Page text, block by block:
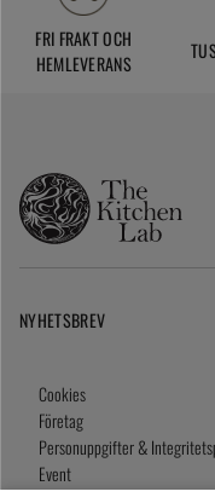
FRI FRAKT OCH
HEMLEVERANS
NYHETSBREV
Cookies
Företag
Personuppgifter &
Event